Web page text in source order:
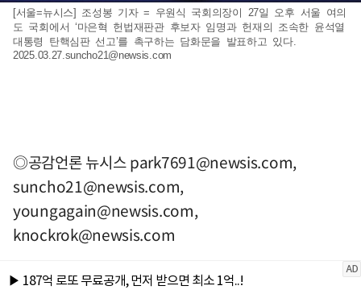
[서울=뉴시스] 조성봉 기자 = 우원식 국회의장이 27일 오후 서울 여의
도 국회에서 ‘마은혁 헌법재판관 후보자 임명과 헌재의 조속한 윤석열
대통령 탄핵심판 선고’를 촉구하는 담화문을 발표하고 있다.
2025.03.27.suncho21@newsis.com
◎공감언론 뉴시스park7691@newsis.com,
suncho21@newsis.com,
youngagain@newsis.com,
knockrok@newsis.com